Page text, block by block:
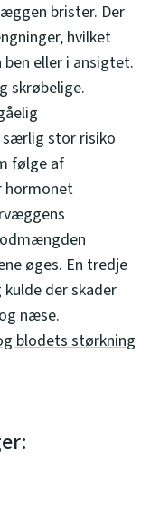
brister. Der
hvilket
eller i ansigtet.
skrøbelige.
stor risiko
følge af
hormonet
øges. En tredje
der skader
næse.
blodets størkning